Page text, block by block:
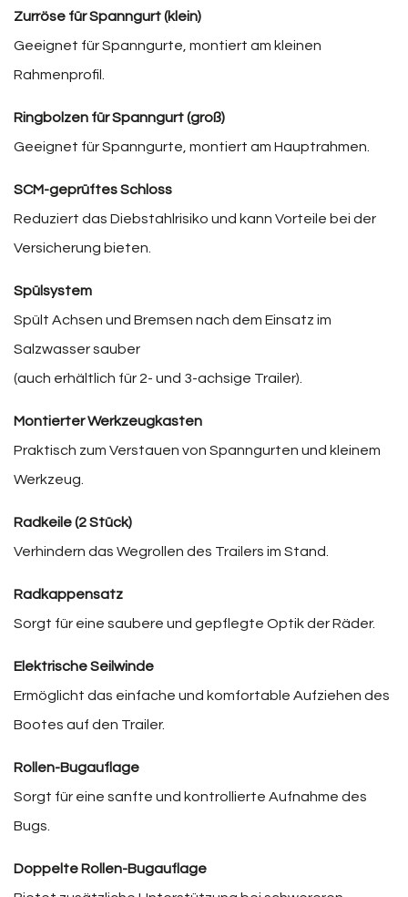
Zurröse für Spanngurt (klein)
Geeignet für Spanngurte, montiert am kleinen
Rahmenprofil.
Ringbolzen für Spanngurt (groß)
Geeignet für Spanngurte, montiert am Hauptrahmen.
SCM-geprüftes Schloss
Reduziert das Diebstahlrisiko und kann Vorteile bei der
Versicherung bieten.
Spülsystem
Spült Achsen und Bremsen nach dem Einsatz im
Salzwasser sauber
(auch erhältlich für 2- und 3-achsige Trailer).
Montierter Werkzeugkasten
Praktisch zum Verstauen von Spanngurten und kleinem
Werkzeug.
Radkeile (2 Stück)
Verhindern das Wegrollen des Trailers im Stand.
Radkappensatz
Sorgt für eine saubere und gepflegte Optik der Räder.
Elektrische Seilwinde
Ermöglicht das einfache und komfortable Aufziehen des
Bootes auf den Trailer.
Rollen-Bugauflage
Sorgt für eine sanfte und kontrollierte Aufnahme des
Bugs.
Doppelte Rollen-Bugauflage